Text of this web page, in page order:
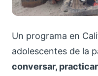
Un programa en
adolescentes de la
conversar,